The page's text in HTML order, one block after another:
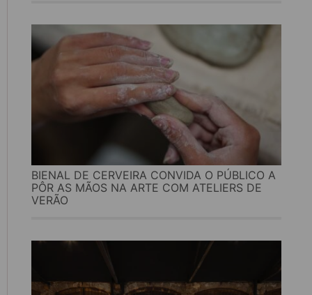
BIENAL DE CERVEIRA CONVIDA O PÚBLICO A
PÔR AS MÃOS NA ARTE COM ATELIERS DE
VERÃO